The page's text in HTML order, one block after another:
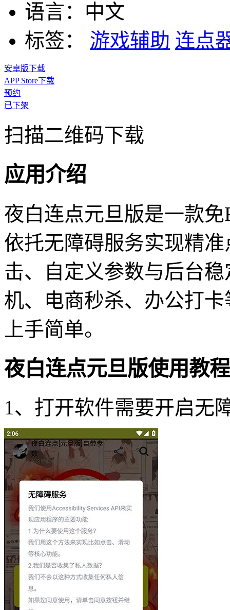
语言： 中文
标签：
游戏辅助 连点
安卓版下载
APP Store下载
预约
已下架
扫描二维码下载
应用介绍
夜白连点元旦版是一款
依托无障碍服务实现精
击、自定义参数与后台
机、电商秒杀、办公打
上手简单。
夜白连点元旦版使用教程
1、打开软件需要开启无